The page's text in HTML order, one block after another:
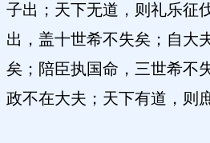
子出；天下无道，则礼乐征
出，盖十世希不失矣；自大
矣；陪臣执国命，三世希不
政不在大夫；天下有道，则